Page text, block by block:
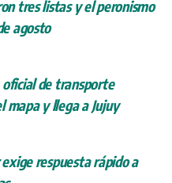
tres listas y el peronismo
agosto
oficial de transporte
mapa y llega a Jujuy
respuesta rápido a